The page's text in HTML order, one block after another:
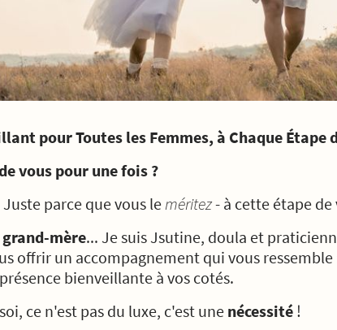
pour Toutes les Femmes, à Chaque Étape
vous pour une fois ?
Juste parce que vous le méritez- à cette étape de
grand-mère... Je suis Jsutine, doula et
offrir un accompagnement qui vous
bienveillante à vos cotés.
ce n'est pas du luxe, c'est unenécessité !